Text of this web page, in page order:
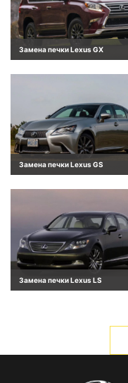
Замена печки Lexus GX
Замена печки Lexus GS
Замена печки Lexus LS